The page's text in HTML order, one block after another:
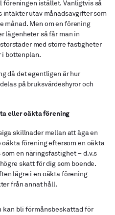
föreningen istället. Vanligtvis så
intäkter utav månadsavgifter som
månad. Men om en förening
lägenheter så får man in
med större fastigheter
i bottenplan.
då det egentligen är hur
på bruksvärdeshyror och
eller oäkta förening
skillnader mellan att äga en
förening eftersom en oäkta
en näringsfastighet – d.v.s
skatt för dig som boende.
lägre i en oäkta förening
från annat håll.
kan bli förmånsbeskattad för